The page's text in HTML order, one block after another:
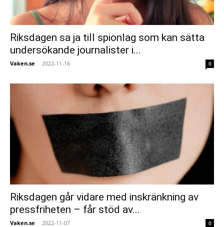
Riksdagen sa ja till spionlag som kan sätta
undersökande journalister i...
Vaken.se - 2022-11-16 0
Riksdagen går vidare med inskränkning av
pressfriheten – får stöd av...
Vaken.se - 2022-11-07 0